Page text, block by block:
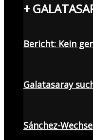
+
Bericht: Kein
Galatasaray
Sánchez-